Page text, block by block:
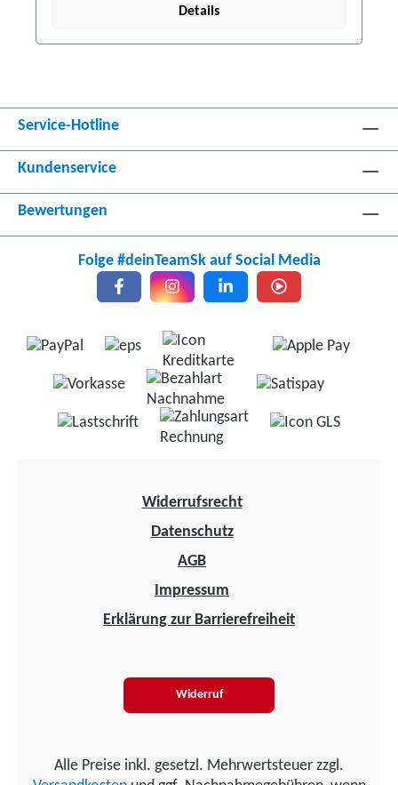
Details
Service-Hotline
Kundenservice
Bewertungen
Folge #deinTeamSk auf Social Media
Widerrufsrecht
Datenschutz
AGB
Impressum
Erklärung zur Barrierefreiheit
Widerruf
Alle Preise inkl. gesetzl. Mehrwertsteuer zzgl.